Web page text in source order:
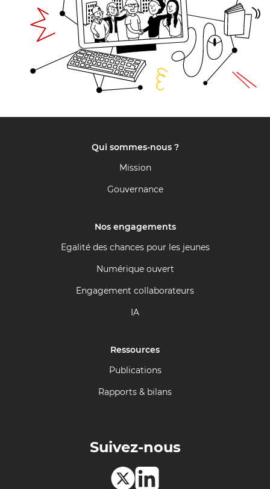
Qui sommes-nous ?
Mission
Gouvernance
Nos engagements
Egalité des chances pour les jeunes
Numérique ouvert
Engagement collaborateurs
IA
Ressources
Publications
Rapports & bilans
Suivez-nous